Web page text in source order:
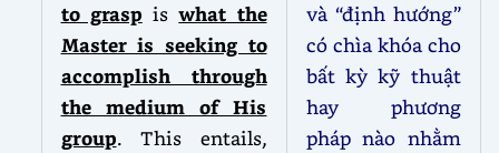
to grasp iswhat the
Master is seeking to
accomplish through
the medium of His
group. This entails,
và “định hướng”
có chìa khóa cho
bất kỳ kỹ thuật
hay phương
pháp nào nhằm